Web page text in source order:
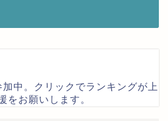
中。クリックでランキングが上
をお願いします。